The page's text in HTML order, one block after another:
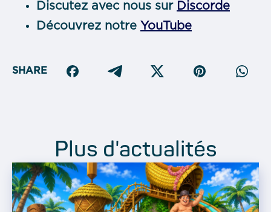
Discutez avec nous sur Discorde
Découvrez notre YouTube
SHARE
Plus d'actualités